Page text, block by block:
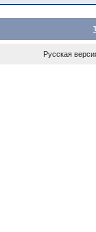
Русская